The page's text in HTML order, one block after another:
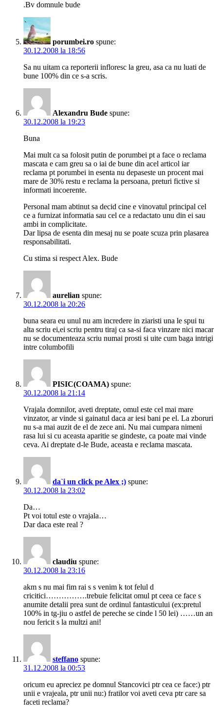
.Bv domnule bude
porumbei.ro spune:
30.12.2008 la 18:56
Sa nu uitam ca reporterii infloresc la greu, asa ca nu luati de
bune 100% din ce s-a scris.
Alexandru Bude spune:
30.12.2008 la 19:23
Buna
Mai mult ca sa folosit putin de porumbei pt a face o reclama
mascata e cam greu sa o iai de bune din acel articol iar
reclama pt porumbei in esenta nu depaseste un procent mai
mare de 30% restu e reclama la persoana, preturi fictive si
informati incoerente.
Personal mam abtinut sa decid cine e vinovatul principal cel
ce a furnizat informatia sau cel ce a redactato unu din ei sau
ambi in complicitate.
Dar lipsa de esenta din mesaj nu se poate scuza prin plasarea
responsabilitati.
Cu stima si respect Alex. Bude
aurelian spune:
30.12.2008 la 20:26
buna seara eu unul nu am incredere in ziaristi una le spui tu
alta scriu ei,ei scriu pentru tiraj ca sa-si faca vinzare nici macar
nu se documenteaza scriu numai prosti si uite cum baga intrigi
intre columbofili
PISIC(COAMA) spune:
30.12.2008 la 21:14
Vrajala domnilor, aveti dreptate, omul este cel mai mare
vinzator, ar vinde si gainatul daca ar iesi bani pe el. La zboruri
nu s-a mai auzit de el de zece ani. Nu mai cumpara nimeni
rasa lui si cu aceasta aparitie se gindeste, ca poate mai vinde
ceva. Ai dreptate d-le Bude, aceasta e reclama mascata.
da`i un click pe Alex ;) spune:
30.12.2008 la 23:02
Da…
Pt voi totul este o vrajala…
Dar daca este real ?
claudiu spune:
30.12.2008 la 23:16
akm s nu mai fim rai s s venim k tot felul d
cricitici…………….trebuie felicitat omul pt ceea ce face s
anumite detalii prea sunt de ordinul fantasticului (ex:pretul
100% in tg-jiu o astfel de pereche se cinde l 50 lei) ……un an
nou fericit s la multzi ani!
steffano spune:
31.12.2008 la 00:53
oricum eu apreciez pe domnul Stancovici ptr cea ce face:) ptr
unii e vrajeala, ptr unii nu:) fratilor voi aveti ceva ptr care sa
faceti reclama?